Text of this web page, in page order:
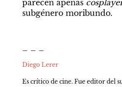
parecen apenas
subgénero moribundo.
Diego Lerer
Es crítico de cine. Fue editor del